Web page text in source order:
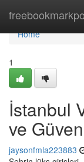
Home
Home
1
İstanbul
ve
jaysonfmla223883